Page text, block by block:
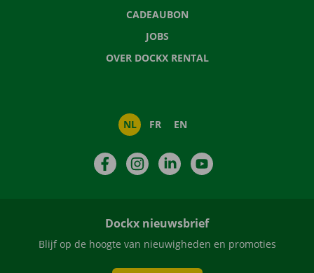
CADEAUBON
JOBS
OVER DOCKX RENTAL
NL FR EN
FacebookInstagramLinkedIn
Dockx nieuwsbrief
Blijf op de hoogte van nieuwigheden en promoties